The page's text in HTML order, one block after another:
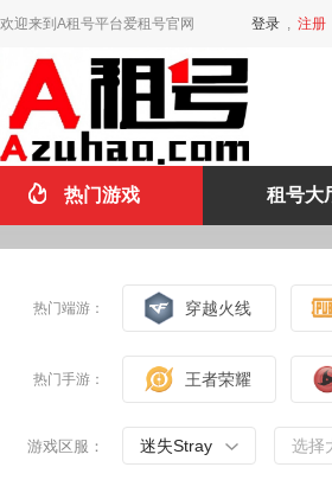
欢迎来到A租号平台爱租号官网 登录 , 注册
热门游戏 租号大
热门端游： 穿越火线
热门手游： 王者荣耀
游戏区服： 迷失Stray 选择